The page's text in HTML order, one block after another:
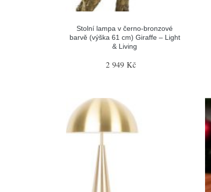
Stolní lampa v černo-bronzové
barvě (výška 61 cm) Giraffe – Light
& Living
2 949 Kč